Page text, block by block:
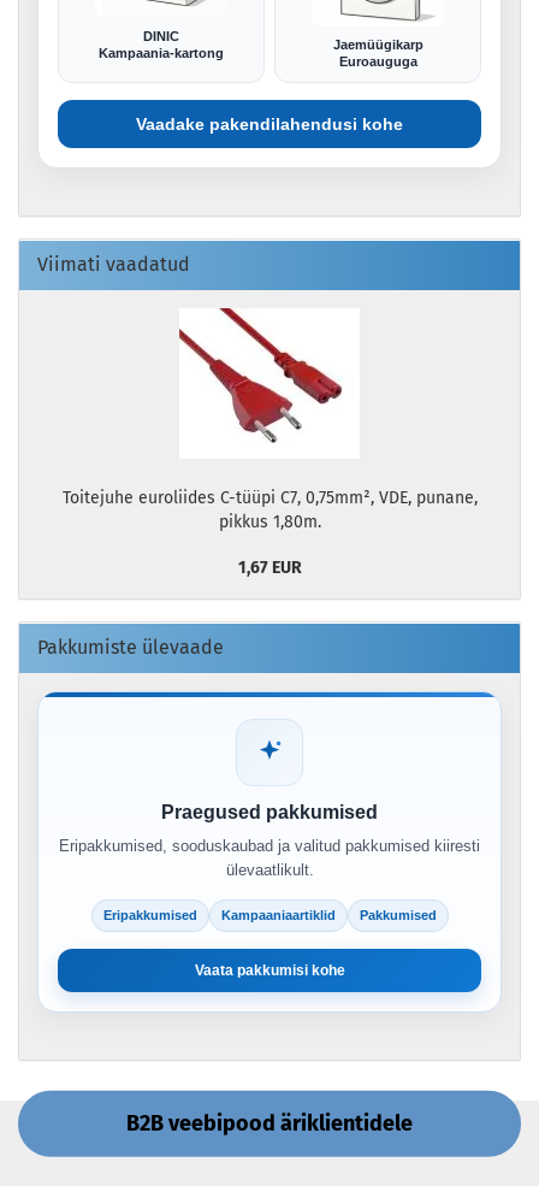
DINIC
Kampaania-kartong
Jaemüügikarp
Euroauguga
Vaadake pakendilahendusi kohe
Viimati vaadatud
Toitejuhe euroliides C-tüüpi C7, 0,75mm², VDE, punane,
pikkus 1,80m.
1,67 EUR
Pakkumiste ülevaade
Praegused pakkumised
Eripakkumised, sooduskaubad ja valitud pakkumised kiiresti
ülevaatlikult.
Eripakkumised Kampaaniaartiklid Pakkumised
Vaata pakkumisi kohe
B2B veebipood äriklientidele